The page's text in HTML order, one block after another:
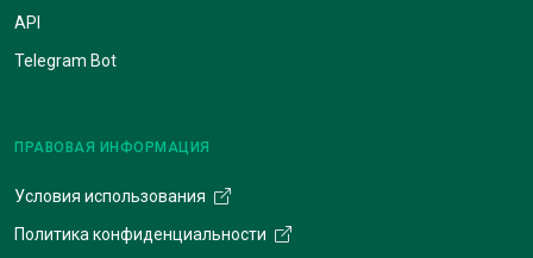
API
Telegram Bot
ПРАВОВАЯ ИНФОРМАЦИЯ
Условия использования
Политика конфиденциальности